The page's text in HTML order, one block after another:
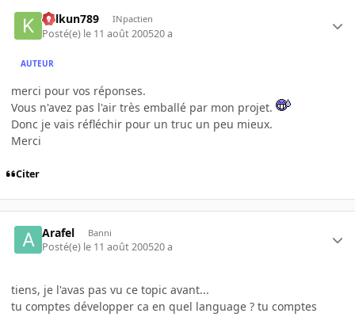
kelkun789 INpactien
Posté(e) le 11 août 200520 a
AUTEUR
merci pour vos réponses.
Vous n'avez pas l'air très emballé par mon projet.
Donc je vais réfléchir pour un truc un peu mieux.
Merci
Citer
Arafel Banni
Posté(e) le 11 août 200520 a
tiens, je l'avas pas vu ce topic avant...
tu comptes développer ca en quel language ? tu comptes